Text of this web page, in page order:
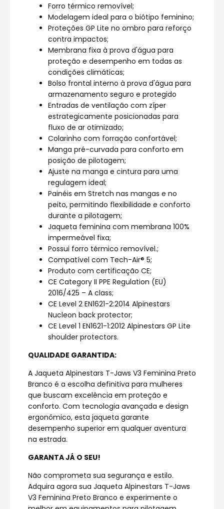
Forro térmico removível;
Modelagem ideal para o biótipo feminino;
Proteções GP Lite no ombro para reforço
contra impactos;
Membrana fixa à prova d'água para
proteção e desempenho em todas as
condições climáticas;
Bolso frontal interno à prova d'água para
armazenamento seguro e protegido
Entradas de ventilação com zíper
estrategicamente posicionadas para
fluxo de ar otimizado;
Colarinho com forração confortável;
Manga pré-curvada para conforto em
posição de pilotagem;
Ajuste na manga e cintura para uma
regulagem ideal;
Painéis em Stretch nas mangas e no
peito, permitindo flexibilidade e conforto
durante a pilotagem;
Jaqueta feminina com membrana 100%
impermeável fixa;
Possui forro térmico removível.;
Compatível com Tech-Air® 5;
Produto com certificação CE;
CE Category II PPE Regulation (EU)
2016/425 – A class;
CE Level 2 EN1621-2:2014 Alpinestars
Nucleon back protector;
CE Level 1 EN1621-1:2012 Alpinestars GP Lite
shoulder protectors.
QUALIDADE GARANTIDA:
A Jaqueta Alpinestars T-Jaws V3 Feminina Preto
Branco é a escolha definitiva para mulheres
que buscam excelência em proteção e
conforto. Com tecnologia avançada e design
ergonômico, esta jaqueta garante
desempenho superior em qualquer aventura
na estrada.
GARANTA JÁ O SEU!
Não comprometa sua segurança e estilo.
Adquira agora sua Jaqueta Alpinestars T-Jaws
V3 Feminina Preto Branco e experimente o